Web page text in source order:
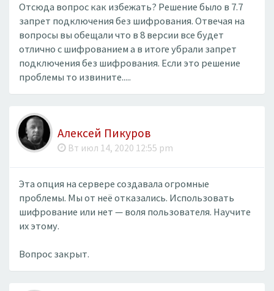
Отсюда вопрос как избежать? Решение было в 7.7
запрет подключения без шифрования. Отвечая на
вопросы вы обещали что в 8 версии все будет
отлично с шифрованием а в итоге убрали запрет
подключения без шифрования. Если это решение
проблемы то извините.....
Алексей Пикуров
Вт июл 14, 2020 12:55 pm
Эта опция на сервере создавала огромные
проблемы. Мы от неё отказались. Использовать
шифрование или нет — воля пользователя. Научите
их этому.
Вопрос закрыт.